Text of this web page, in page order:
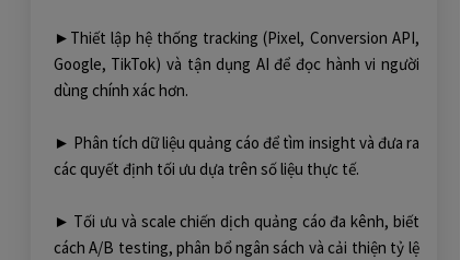
►Thiết lập hệ thống tracking (Pixel, Conversion API,
Google, TikTok) và tận dụng AI để đọc hành vi người
dùng chính xác hơn.
► Phân tích dữ liệu quảng cáo để tìm insight và đưa ra
các quyết định tối ưu dựa trên số liệu thực tế.
► Tối ưu và scale chiến dịch quảng cáo đa kênh, biết
cách A/B testing, phân bổ ngân sách và cải thiện tỷ lệ